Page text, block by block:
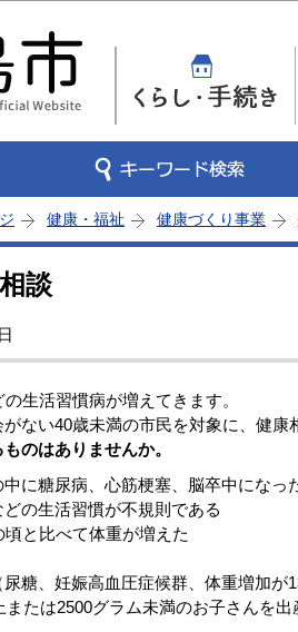
こ
健康・福祉 健康づくり事業
談
生活習慣病が増えてきます。
ない40歳未満の市民を対象に、健康
のはありませんか。
中に糖尿病、心筋梗塞、脳卒中になっ
の生活習慣が不規則である
頃と比べて体重が増えた
糖、妊娠高血圧症候群、体重増加が
たは2500グラム未満のお子さんを出